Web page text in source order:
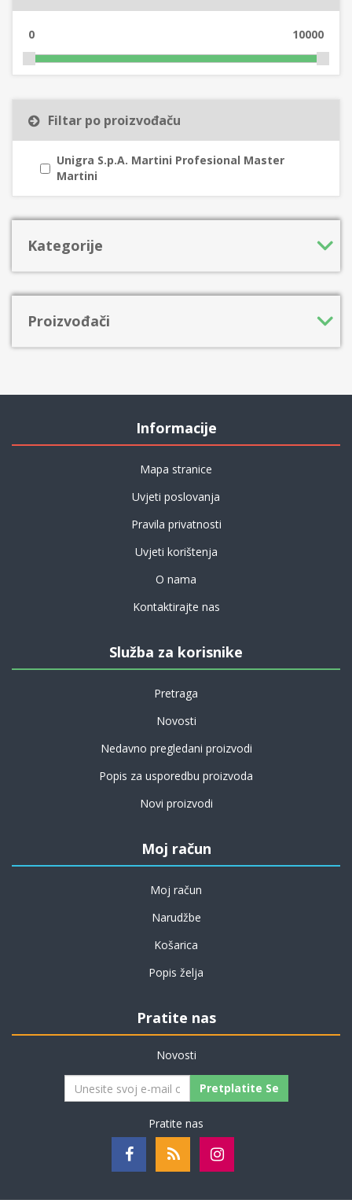
0 10000
Filtar po proizvođaču
Unigra S.p.A. Martini Profesional Master
Martini
Kategorije
Proizvođači
Informacije
Mapa stranice
Uvjeti poslovanja
Pravila privatnosti
Uvjeti korištenja
O nama
Kontaktirajte nas
Služba za korisnike
Pretraga
Novosti
Nedavno pregledani proizvodi
Popis za usporedbu proizvoda
Novi proizvodi
Moj račun
Moj račun
Narudžbe
Košarica
Popis želja
Pratite nas
Novosti
Pretplatite Se
Pratite nas